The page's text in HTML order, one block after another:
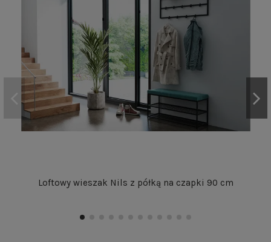
Loftowy wieszak Nils z półką na czapki 90 cm